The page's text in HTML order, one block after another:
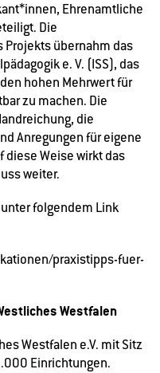
Ehrenamtliche
Die
übernahm das
e. V. (ISS), das
hohen Mehrwert für
zu machen. Die
die
Anregungen für eigene
diese Weise wirkt das
weiter.
folgendem Link
praxistipps-fuer-
Westfalen
Westfalen e.V. mit Sitz
Einrichtungen.